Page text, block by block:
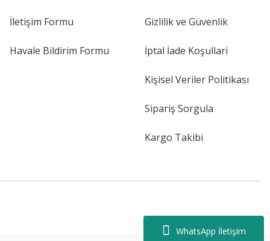
WhatsApp İletişim
İletişim Formu
Havale Bildirim Formu
Gizlilik ve Güvenlik
İptal İade Koşullari
Kişisel Veriler Politikası
Sipariş Sorgula
Kargo Takibi